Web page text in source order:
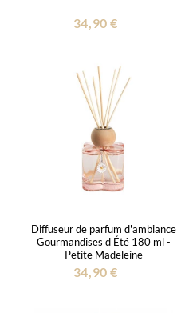
34,90 €
Diffuseur de parfum d'ambiance
Gourmandises d'Été 180 ml -
Petite Madeleine
34,90 €